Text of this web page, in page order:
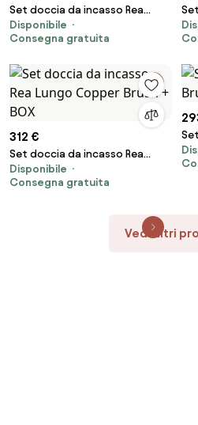
Set doccia da incasso Rea
Disponibile
Consegna gratuita
312 €
Set doccia da incasso Rea
Disponibile
Consegna gratuita
Vedi altri